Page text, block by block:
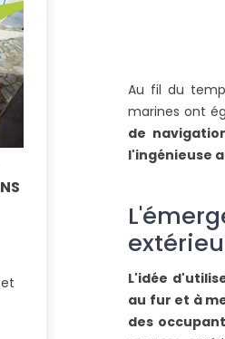
LA TOILE TENDUE
SOLEIL ET LA PLUIE
essentiel quand on habite
région ensoleillée. Grâce à
Au fil du
marines ont
de
l'ingénieuse
L'idée
au fur et à
des